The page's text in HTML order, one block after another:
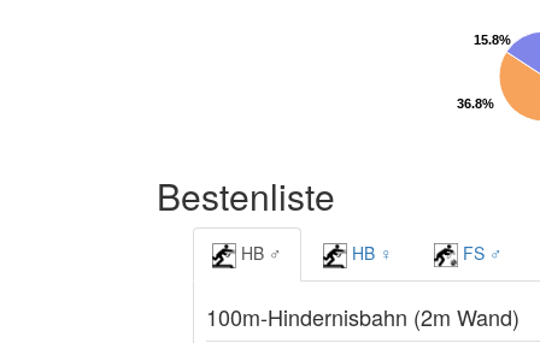
36.8%
36.8%
15.8%
15.8%
Bestenliste
HB ♂ HB ♀ FS ♂
100m-Hindernisbahn (2m Wand)